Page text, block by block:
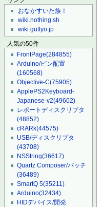
おなかすいた族！
wiki.nothing.sh
wiki.guttyo.jp
人気の50件
FrontPage(284855)
Arduino/ピン配置
(160568)
Objective-C(75905)
ApplePS2Keyboard-
Japanese-v2(49602)
レポートディスクリプタ
(48852)
cRARk(44575)
USB/ディスクリプタ
(43708)
NSString(36617)
Quartz Composer/パッチ
(36489)
SmartQ 5(35211)
Arduino(32434)
HIDデバイス/開発